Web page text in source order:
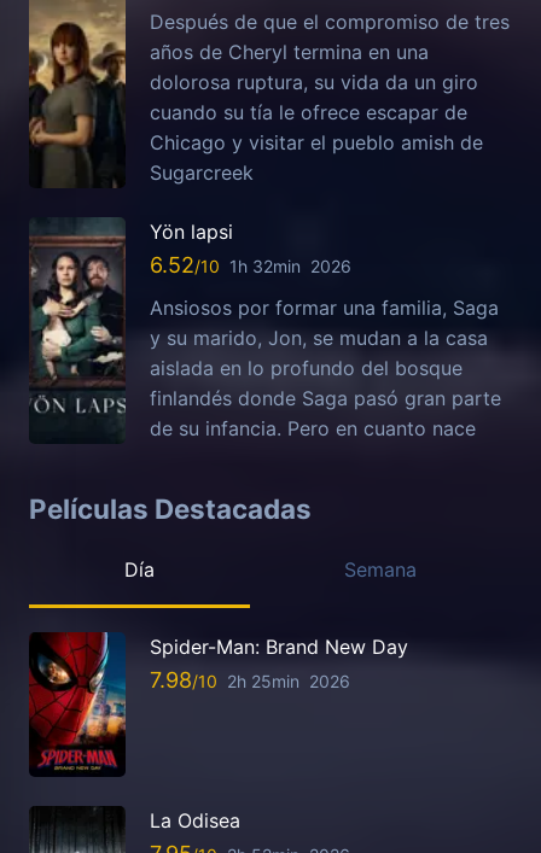
Después de que el compromiso de tres
años de Cheryl termina en una
dolorosa ruptura, su vida da un giro
cuando su tía le ofrece escapar de
Chicago y visitar el pueblo amish de
Sugarcreek
Yön lapsi
6.52 1h 32min 2026
Ansiosos por formar una familia, Saga
y su marido, Jon, se mudan a la casa
aislada en lo profundo del bosque
finlandés donde Saga pasó gran parte
de su infancia. Pero en cuanto nace
Películas Destacadas
Día Semana
Spider-Man: Brand New Day
7.98 2h 25min 2026
La Odisea